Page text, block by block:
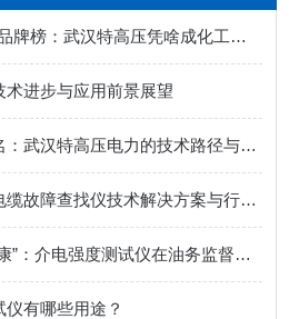
2025 直流高压发生器品牌榜：武汉特高压凭啥成化工领域性价比之选？
进步与应用前景展望
温升试验装置设备排名：武汉特高压电力的技术路径与案例分享
武汉特高压电力公司电缆故障查找仪技术解决方案与行业应用
监测绝缘油的“电气健康”：介电强度测试仪在油务监督中的应用考量
有哪些用途？